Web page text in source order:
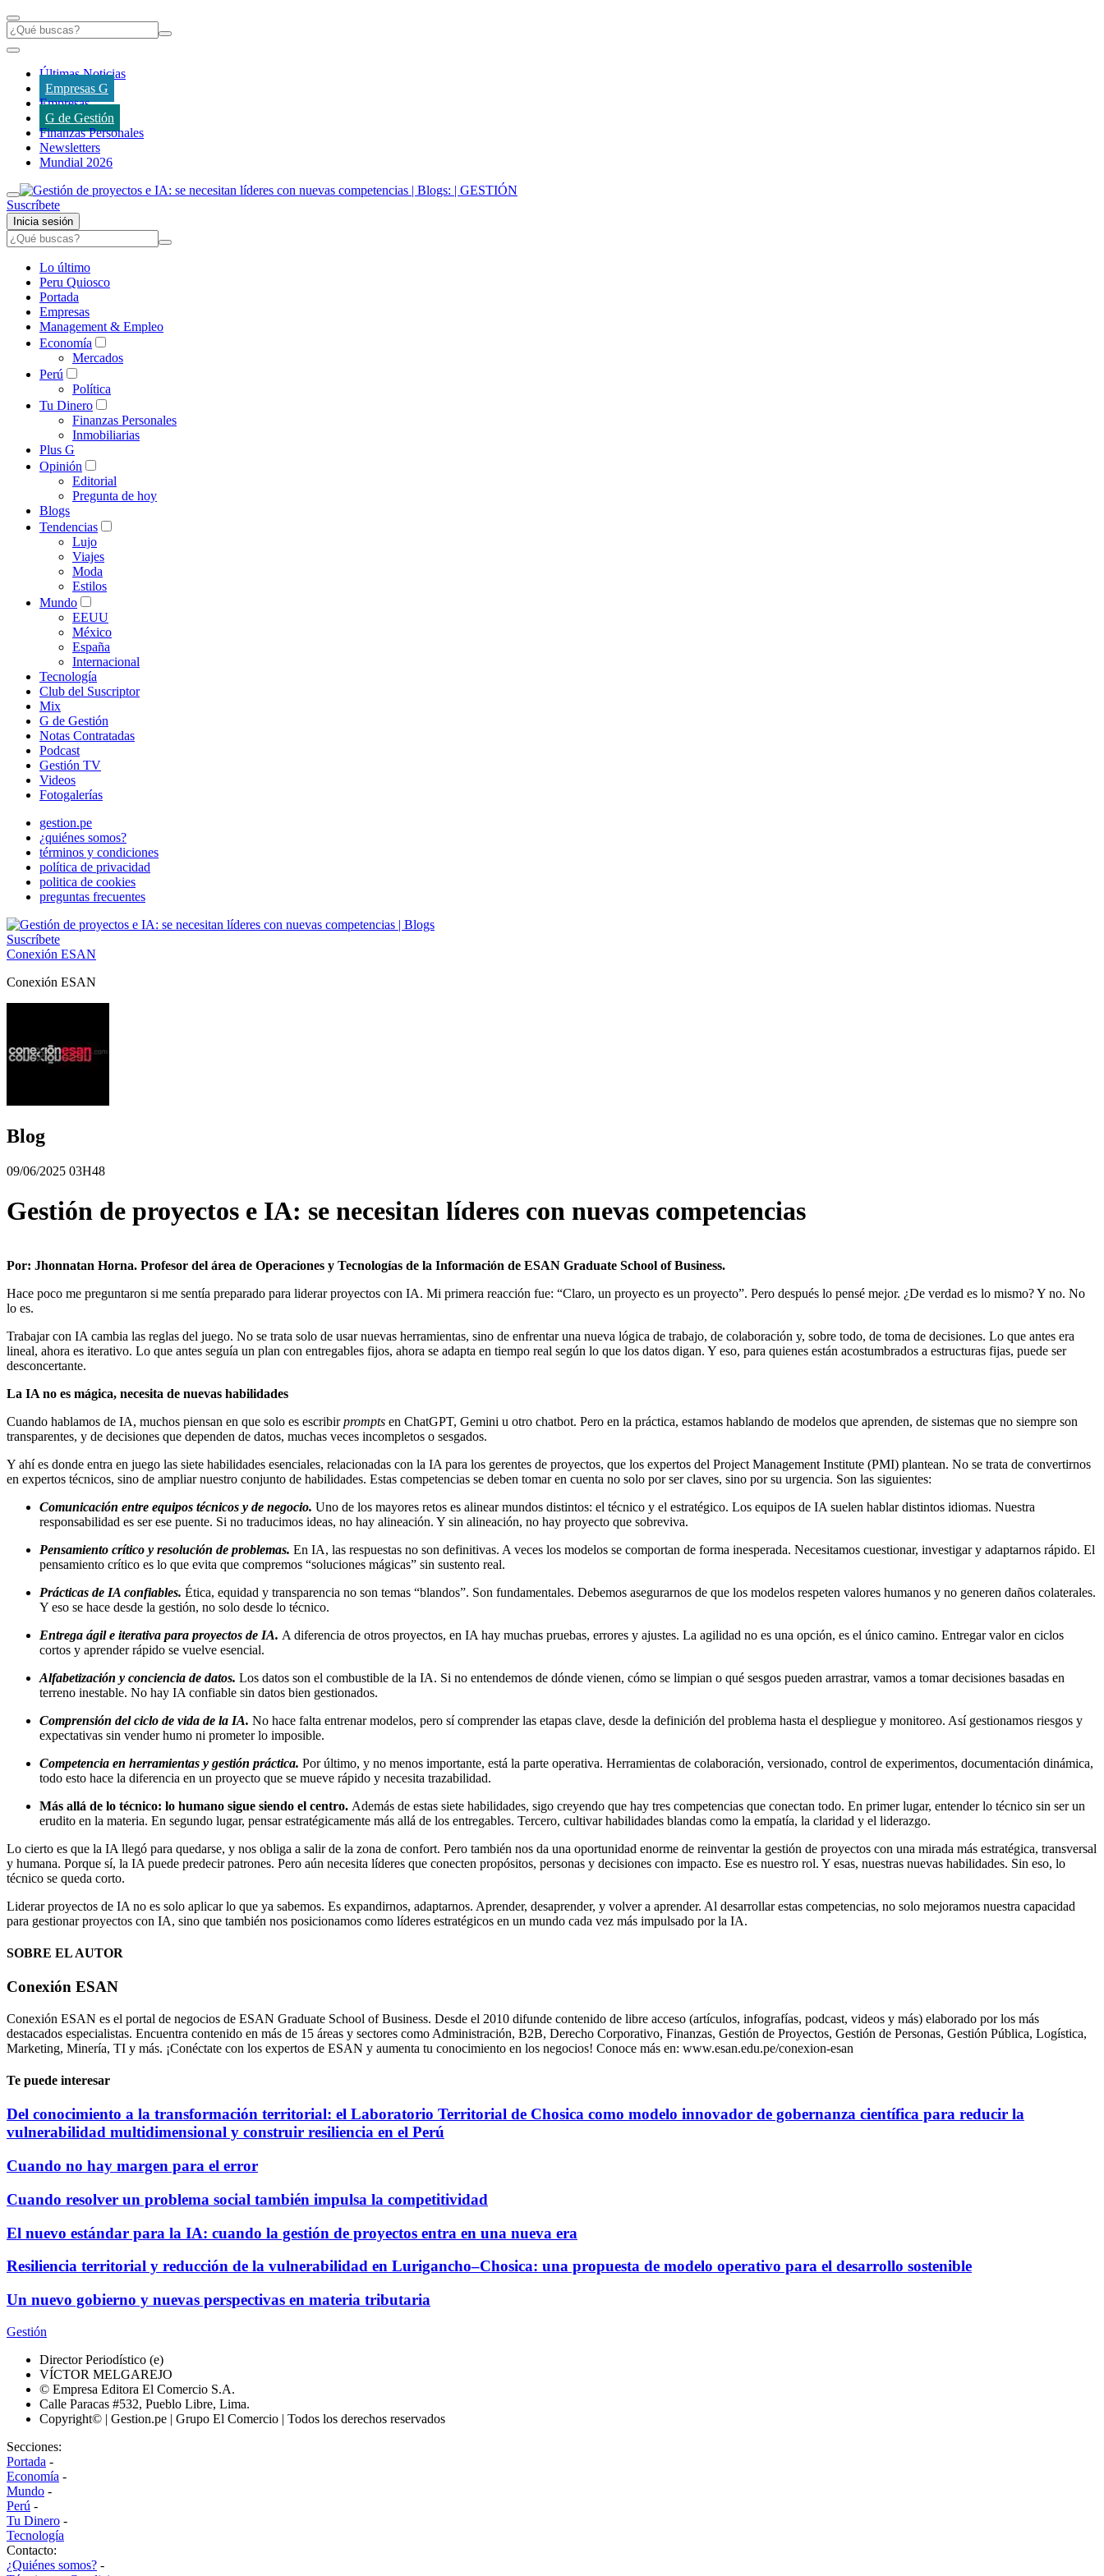
Últimas Noticias
Empresas G
Empresas
G de Gestión
Finanzas Personales
Newsletters
Mundial 2026
Suscríbete
Inicia sesión
Lo último
Peru Quiosco
Portada
Empresas
Management & Empleo
Economía
Mercados
Perú
Política
Tu Dinero
Finanzas Personales
Inmobiliarias
Plus G
Opinión
Editorial
Pregunta de hoy
Blogs
Tendencias
Lujo
Viajes
Moda
Estilos
Mundo
EEUU
México
España
Internacional
Tecnología
Club del Suscriptor
Mix
G de Gestión
Notas Contratadas
Podcast
Gestión TV
Videos
Fotogalerías
gestion.pe
¿quiénes somos?
términos y condiciones
política de privacidad
politica de cookies
preguntas frecuentes
Suscríbete
Conexión ESAN
Conexión ESAN
Blog
09/06/2025 03H48
Gestión de proyectos e IA: se necesitan líderes con nuevas competencias
Por: Jhonnatan Horna. Profesor del área de Operaciones y Tecnologías de la Información de ESAN Graduate School of Business.
Hace poco me preguntaron si me sentía preparado para liderar proyectos con IA. Mi primera reacción fue: “Claro, un proyecto es un proyecto”. Pero después lo pensé mejor. ¿De verdad es lo mismo? Y no. No
lo es.
Trabajar con IA cambia las reglas del juego. No se trata solo de usar nuevas herramientas, sino de enfrentar una nueva lógica de trabajo, de colaboración y, sobre todo, de toma de decisiones. Lo que antes era
lineal, ahora es iterativo. Lo que antes seguía un plan con entregables fijos, ahora se adapta en tiempo real según lo que los datos digan. Y eso, para quienes están acostumbrados a estructuras fijas, puede ser
desconcertante.
La IA no es mágica, necesita de nuevas habilidades
Cuando hablamos de IA, muchos piensan en que solo es escribirprompts en ChatGPT, Gemini u otro chatbot. Pero en la práctica, estamos hablando de modelos que aprenden, de sistemas que no siempre son
transparentes, y de decisiones que dependen de datos, muchas veces incompletos o sesgados.
Y ahí es donde entra en juego las siete habilidades esenciales, relacionadas con la IA para los gerentes de proyectos, que los expertos del Project Management Institute (PMI) plantean. No se trata de convertirnos
en expertos técnicos, sino de ampliar nuestro conjunto de habilidades. Estas competencias se deben tomar en cuenta no solo por ser claves, sino por su urgencia. Son las siguientes:
Comunicación entre equipos técnicos y de negocio. Uno de los mayores retos es alinear mundos distintos: el técnico y el estratégico. Los equipos de IA suelen hablar distintos idiomas. Nuestra
responsabilidad es ser ese puente. Si no traducimos ideas, no hay alineación. Y sin alineación, no hay proyecto que sobreviva.
Pensamiento crítico y resolución de problemas. En IA, las respuestas no son definitivas. A veces los modelos se comportan de forma inesperada. Necesitamos cuestionar, investigar y adaptarnos rápido. El
pensamiento crítico es lo que evita que compremos “soluciones mágicas” sin sustento real.
Prácticas de IA confiables. Ética, equidad y transparencia no son temas “blandos”. Son fundamentales. Debemos asegurarnos de que los modelos respeten valores humanos y no generen daños colaterales.
Y eso se hace desde la gestión, no solo desde lo técnico.
Entrega ágil e iterativa para proyectos de IA. A diferencia de otros proyectos, en IA hay muchas pruebas, errores y ajustes. La agilidad no es una opción, es el único camino. Entregar valor en ciclos
cortos y aprender rápido se vuelve esencial.
Alfabetización y conciencia de datos. Los datos son el combustible de la IA. Si no entendemos de dónde vienen, cómo se limpian o qué sesgos pueden arrastrar, vamos a tomar decisiones basadas en
terreno inestable. No hay IA confiable sin datos bien gestionados.
Comprensión del ciclo de vida de la IA. No hace falta entrenar modelos, pero sí comprender las etapas clave, desde la definición del problema hasta el despliegue y monitoreo. Así gestionamos riesgos y
expectativas sin vender humo ni prometer lo imposible.
Competencia en herramientas y gestión práctica. Por último, y no menos importante, está la parte operativa. Herramientas de colaboración, versionado, control de experimentos, documentación dinámica,
todo esto hace la diferencia en un proyecto que se mueve rápido y necesita trazabilidad.
Más allá de lo técnico: lo humano sigue siendo el centro. Además de estas siete habilidades, sigo creyendo que hay tres competencias que conectan todo. En primer lugar, entender lo técnico sin ser un
erudito en la materia. En segundo lugar, pensar estratégicamente más allá de los entregables. Tercero, cultivar habilidades blandas como la empatía, la claridad y el liderazgo.
Lo cierto es que la IA llegó para quedarse, y nos obliga a salir de la zona de confort. Pero también nos da una oportunidad enorme de reinventar la gestión de proyectos con una mirada más estratégica, transversal
y humana. Porque sí, la IA puede predecir patrones. Pero aún necesita líderes que conecten propósitos, personas y decisiones con impacto. Ese es nuestro rol. Y esas, nuestras nuevas habilidades. Sin eso, lo
técnico se queda corto.
Liderar proyectos de IA no es solo aplicar lo que ya sabemos. Es expandirnos, adaptarnos. Aprender, desaprender, y volver a aprender. Al desarrollar estas competencias, no solo mejoramos nuestra capacidad
para gestionar proyectos con IA, sino que también nos posicionamos como líderes estratégicos en un mundo cada vez más impulsado por la IA.
SOBRE EL AUTOR
Conexión ESAN
Conexión ESAN es el portal de negocios de ESAN Graduate School of Business. Desde el 2010 difunde contenido de libre acceso (artículos, infografías, podcast, videos y más) elaborado por los más
destacados especialistas. Encuentra contenido en más de 15 áreas y sectores como Administración, B2B, Derecho Corporativo, Finanzas, Gestión de Proyectos, Gestión de Personas, Gestión Pública, Logística,
Marketing, Minería, TI y más. ¡Conéctate con los expertos de ESAN y aumenta tu conocimiento en los negocios! Conoce más en: www.esan.edu.pe/conexion-esan
Te puede interesar
Del conocimiento a la transformación territorial: el Laboratorio Territorial de Chosica como modelo innovador de gobernanza científica para reducir la
vulnerabilidad multidimensional y construir resiliencia en el Perú
Cuando no hay margen para el error
Cuando resolver un problema social también impulsa la competitividad
El nuevo estándar para la IA: cuando la gestión de proyectos entra en una nueva era
Resiliencia territorial y reducción de la vulnerabilidad en Lurigancho–Chosica: una propuesta de modelo operativo para el desarrollo sostenible
Un nuevo gobierno y nuevas perspectivas en materia tributaria
Gestión
Director Periodístico (e)
VÍCTOR MELGAREJO
© Empresa Editora El Comercio S.A.
Calle Paracas #532, Pueblo Libre, Lima.
Copyright© | Gestion.pe | Grupo El Comercio | Todos los derechos reservados
Secciones:
Portada -
Economía -
Mundo -
Perú -
Tu Dinero -
Tecnología
Contacto:
¿Quiénes somos? -